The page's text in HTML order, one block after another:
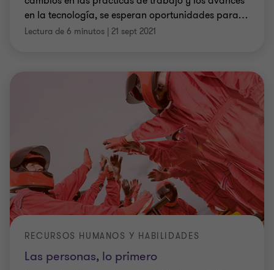
en la tecnología, se esperan oportunidades para…
Lectura de 6 minutos | 21 sept 2021
Las personas, lo primero
RECURSOS HUMANOS Y HABILIDADES